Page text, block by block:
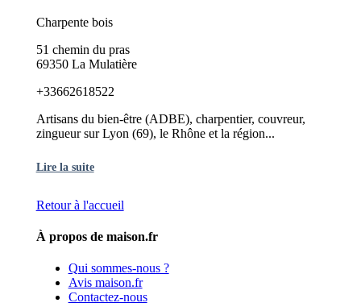
Charpente bois
51 chemin du pras
69350 La Mulatière
+33662618522
Artisans du bien-être (ADBE), charpentier, couvreur,
zingueur sur Lyon (69), le Rhône et la région...
Lire la suite
Retour à l'accueil
À propos de maison.fr
Qui sommes-nous ?
Avis maison.fr
Contactez-nous